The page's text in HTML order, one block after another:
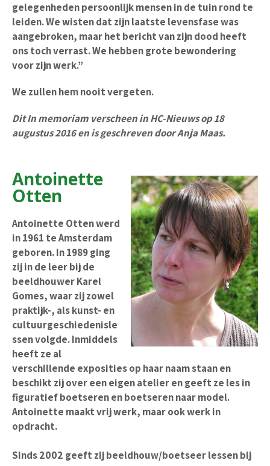
gelegenheden persoonlijk mensen in de tuin rond te
leiden. We wisten dat zijn laatste levensfase was
aangebroken, maar het bericht van zijn dood heeft
ons toch verrast. We hebben grote bewondering
voor zijn werk.”
We zullen hem nooit vergeten.
Dit In memoriam verscheen in HC-Nieuws op 18
augustus 2016 en is geschreven door Anja Maas.
Antoinette
Otten
Antoinette Otten werd
in 1961 te Amsterdam
geboren. In 1989 ging
zij in de leer bij de
beeldhouwer Karel
Gomes, waar zij zowel
praktijk-, als kunst- en
cultuurgeschiedenisle
ssen volgde. Inmiddels
heeft ze al
verschillende exposities op haar naam staan en
beschikt zij over een eigen atelier en geeft ze les in
figuratief boetseren en boetseren naar model.
Antoinette maakt vrij werk, maar ook werk in
opdracht.
Sinds 2002 geeft zij beeldhouw/boetseer lessen bij